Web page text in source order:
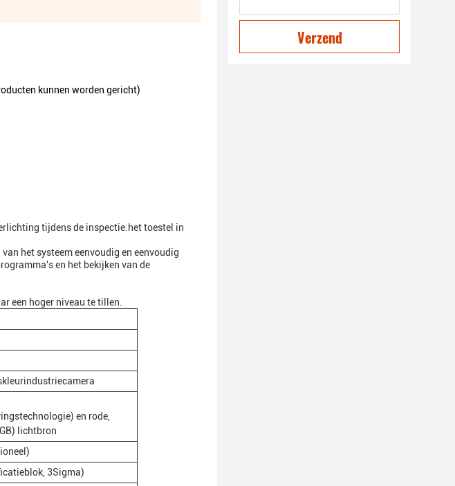
kunnen worden gericht)
tijdens de inspectie.het toestel in
het systeem eenvoudig en eenvoudig
en het bekijken van de
een hoger niveau te tillen.
en rode,
lichtbron
3Sigma)
Verzend